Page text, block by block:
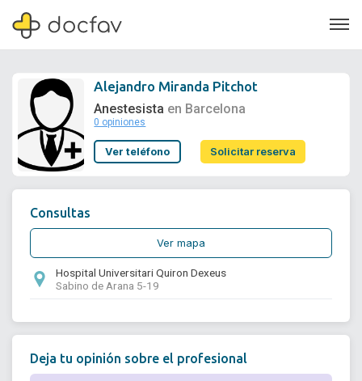
Soporte
Alejandro Miranda Pitchot
Anestesista en Barcelona
0 opiniones
Ver teléfono Solicitar reserva
Consultas
Ver mapa
Hospital Universitari Quiron Dexeus
Sabino de Arana 5-19
Deja tu opinión sobre el profesional